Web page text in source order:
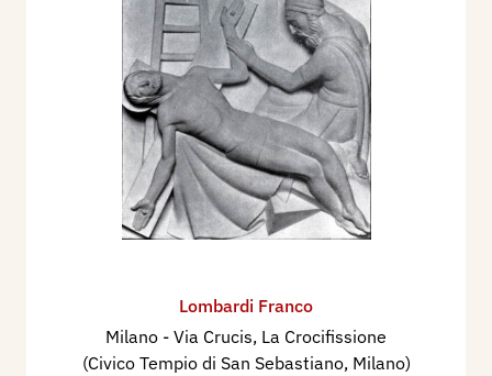
Lombardi Franco
Milano - Via Crucis, ​La Crocifissione
(Civico Tempio di San Sebastiano, Milano)